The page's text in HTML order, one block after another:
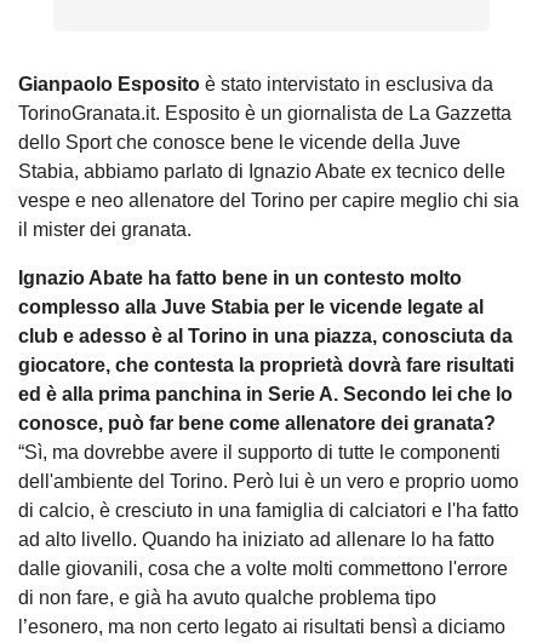
Gianpaolo Esposito è stato intervistato in esclusiva da
TorinoGranata.it. Esposito è un giornalista de La Gazzetta
dello Sport che conosce bene le vicende della Juve
Stabia, abbiamo parlato di Ignazio Abate ex tecnico delle
vespe e neo allenatore del Torino per capire meglio chi sia
il mister dei granata.
Ignazio Abate ha fatto bene in un contesto molto
complesso alla Juve Stabia per le vicende legate al
club e adesso è al Torino in una piazza, conosciuta da
giocatore, che contesta la proprietà dovrà fare risultati
ed è alla prima panchina in Serie A. Secondo lei che lo
conosce, può far bene come allenatore dei granata?
“Sì, ma dovrebbe avere il supporto di tutte le componenti
dell'ambiente del Torino. Però lui è un vero e proprio uomo
di calcio, è cresciuto in una famiglia di calciatori e l'ha fatto
ad alto livello. Quando ha iniziato ad allenare lo ha fatto
dalle giovanili, cosa che a volte molti commettono l'errore
di non fare, e già ha avuto qualche problema tipo
l’esonero, ma non certo legato ai risultati bensì a diciamo